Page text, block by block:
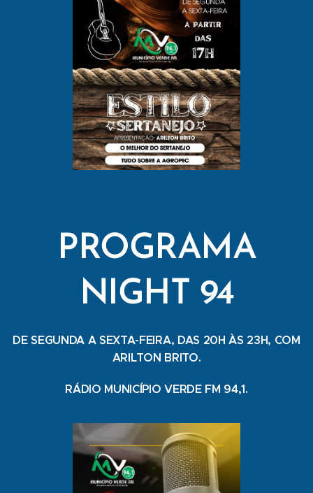
PROGRAMA
NIGHT 94
DE SEGUNDA A SEXTA-FEIRA, DAS 20H ÀS 23H, COM
ARILTON BRITO.
RÁDIO MUNICÍPIO VERDE FM 94,1.